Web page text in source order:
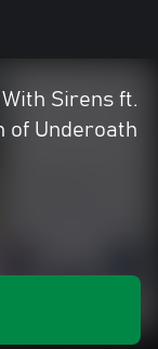
Sirens ft.
of Underoath